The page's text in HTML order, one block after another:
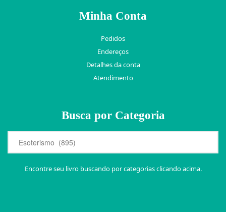
Minha Conta
Pedidos
Endereços
Detalhes da conta
Atendimento
Busca por Categoria
Encontre seu livro buscando por categorias clicando acima.